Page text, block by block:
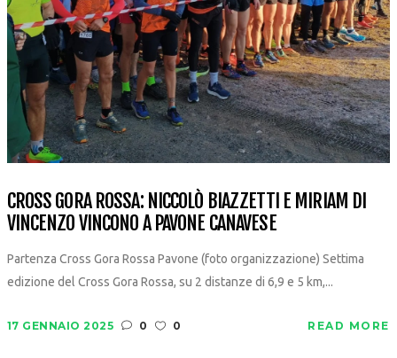
CROSS GORA ROSSA: NICCOLÒ BIAZZETTI E MIRIAM DI
VINCENZO VINCONO A PAVONE CANAVESE
Partenza Cross Gora Rossa Pavone (foto organizzazione) Settima
edizione del Cross Gora Rossa, su 2 distanze di 6,9 e 5 km,...
17 GENNAIO 2025 0 0 READ MORE